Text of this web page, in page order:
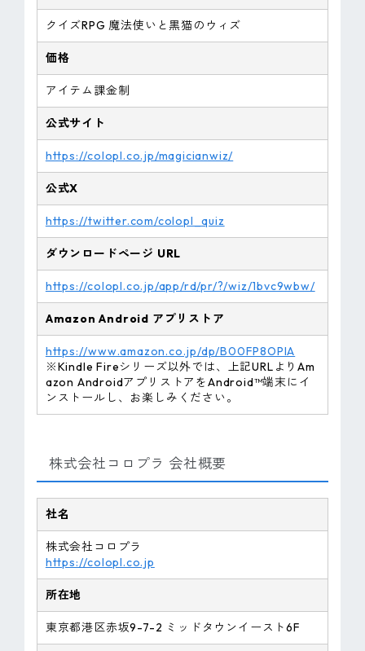
クイズRPG 魔法使いと黒猫のウィズ
価格
アイテム課金制
公式サイト
https://colopl.co.jp/magicianwiz/
公式X
https://twitter.com/colopl_quiz
ダウンロードページ URL
https://colopl.co.jp/app/rd/pr/?/wiz/1bvc9wbw/
AmazonAndroid アプリストア
https://www.amazon.co.jp/dp/B00FP8OPIA
※Kindle Fireシリーズ以外では、上記URLよりAm
azon AndroidアプリストアをAndroid™端末にイ
ンストールし、お楽しみください。
株式会社コロプラ 会社概要
社名
株式会社コロプラ
https://colopl.co.jp
所在地
東京都港区赤坂9-7-2 ミッドタウンイースト6F